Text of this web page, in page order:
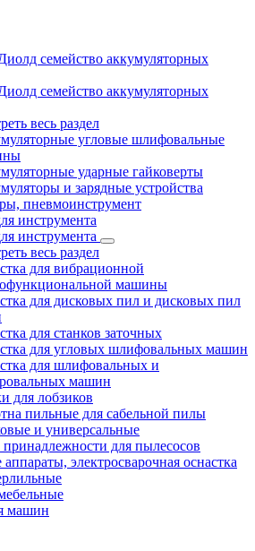
семейство аккумуляторных
семейство аккумуляторных
весь раздел
угловые шлифовальные
ударные гайковерты
и зарядные устройства
пневмоинструмент
инструмента
инструмента
весь раздел
для вибрационной
машины
для дисковых пил и дисковых пил
для станков заточных
для угловых шлифовальных машин
для шлифовальных и
машин
для лобзиков
пильные для сабельной пилы
и универсальные
для пылесосов
электросварочная оснастка
машин